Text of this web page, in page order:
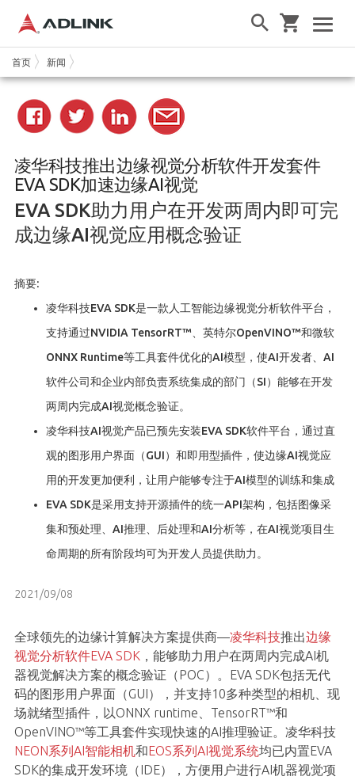
首页 新闻
凌华科技推出边缘视觉分析软件开发套件
EVA SDK加速边缘AI视觉
EVA SDK助力用户在开发两周内即可完
成边缘AI视觉应用概念验证
摘要:
凌华科技EVA SDK是一款人工智能边缘视觉分析软件平台，
支持通过NVIDIA TensorRT™、英特尔OpenVINO™和微软
ONNX Runtime等工具套件优化的AI模型，使AI开发者、AI
软件公司和企业内部负责系统集成的部门（SI）能够在开发
两周内完成AI视觉概念验证。
凌华科技AI视觉产品已预先安装EVA SDK软件平台，通过直
观的图形用户界面（GUI）和即用型插件，使边缘AI视觉应
用的开发更加便利，让用户能够专注于AI模型的训练和集成
EVA SDK是采用支持开源插件的统一API架构，包括图像采
集和预处理、AI推理、后处理和AI分析等，在AI视觉项目生
命周期的所有阶段均可为开发人员提供助力。
2021/09/08
全球领先的边缘计算解决方案提供商—凌华科技推出边缘
视觉分析软件EVA SDK，能够助力用户在两周内完成AI机
器视觉解决方案的概念验证（POC）。EVA SDK包括无代
码的图形用户界面（GUI），并支持10多种类型的相机、现
场就绪型插件，以ONNX runtime、TensorRT™和
OpenVINO™等工具套件实现快速的AI推理验证。凌华科技
NEON系列AI智能相机和EOS系列AI视觉系统均已内置EVA
SDK的集成开发环境（IDE），方便用户进行AI机器视觉项